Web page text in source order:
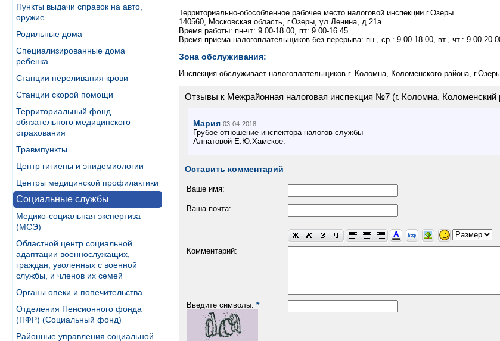
Пункты выдачи справок на авто,
оружие
Родильные дома
Специализированные дома
ребенка
Станции переливания крови
Станции скорой помощи
Территориальный фонд
обязательного медицинского
страхования
Травмпункты
Центр гигиены и эпидемиологии
Центры медицинской профилактики
Социальные службы
Медико-социальная экспертиза
(МСЭ)
Областной центр социальной
адаптации военнослужащих,
граждан, уволенных с военной
службы, и членов их семей
Органы опеки и попечительства
Отделения Пенсионного фонда
(ПФР) (Социальный фонд)
Районные управления социальной
Территориально-обособленное рабочее место налоговой инспекции г.Озеры
140560, Московская область, г.Озеры, ул.Ленина, д.21а
Время работы: пн-чт: 9.00-18.00, пт: 9.00-16.45
Время приема налогоплательщиков без перерыва: пн., ср.: 9.00-18.00, вт., чт.: 9.00-
Зона обслуживания:
Инспекция обслуживает налогоплательщиков г. Коломна, Коломенского района,
Отзывы к Межрайонная налоговая инспекция №7 (г. Коломна, Коломенский
Мария 03-04-2018
Грубое отношение инспектора налогов службы
Алпатовой Е.Ю.Хамское.
Оставить комментарий
Ваше имя:
Ваша почта:
Комментарий:
Введите символы: *